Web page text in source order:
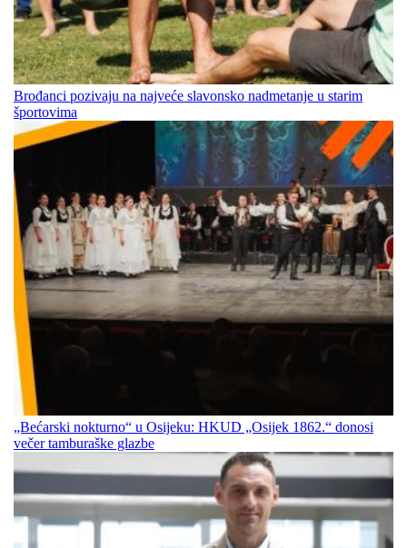
Brođanci pozivaju na najveće slavonsko nadmetanje u starim
športovima
„Bećarski nokturno“ u Osijeku: HKUD „Osijek 1862.“ donosi
večer tamburaške glazbe